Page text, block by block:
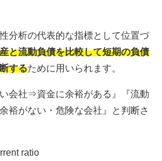
分析の代表的な指標として位置づ
と流動負債を比較して短期の負債
するために用いられます。
会社⇒資金に余裕がある』『流動
裕がない・危険な会社』と判断さ
ratio